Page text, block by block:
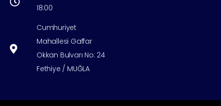
18:00
Cumhuriyet
Mahallesi Gaffar
Okkan Bulvarı No: 24
Fethiye / MUĞLA